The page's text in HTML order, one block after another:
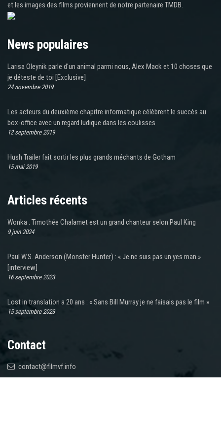
et les images des films proviennent de notre partenaire TMDB.
News populaires
Larisa Oleynik parle d'un animal parmi nous, Alex Mack et 10 choses que
je déteste de toi [Exclusive]
24 novembre 2019
Les acteurs du deuxième chapitre informatique célèbrent le succès au
box-office avec un regard ludique dans les coulisses
12 septembre 2019
Hush Trailer fait sortir les plus grands méchants de Gotham
15 mai 2019
Articles récents
Wonka : Timothée Chalamet est un grand chanteur selon Paul King
9 juin 2024
Paul W.S. Anderson (Monster Hunter) : « Je ne suis pas un yes man »
[interview]
16 septembre 2023
Lost in translation a 20 ans : « Sans Bill Murray je ne faisais pas le film »
15 septembre 2023
Contact
contact@filmvf.info